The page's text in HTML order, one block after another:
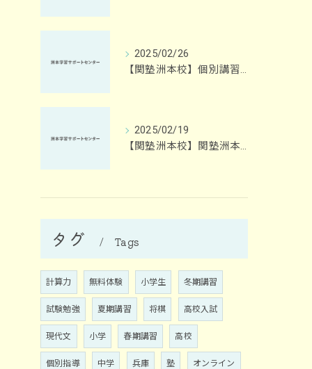
2025/02/26
【関塾洲本校】個別講習とパソコン学習と繰返学習のいいとこどり！
2025/02/19
【関塾洲本校】関塾洲本校の特色
タグ Tags
計算力 無料体験 小学生 冬期講習
試験勉強 夏期講習 将棋 高校入試
現代文 小学 春期講習 高校
個別指導 中学 兵庫 塾 オンライン